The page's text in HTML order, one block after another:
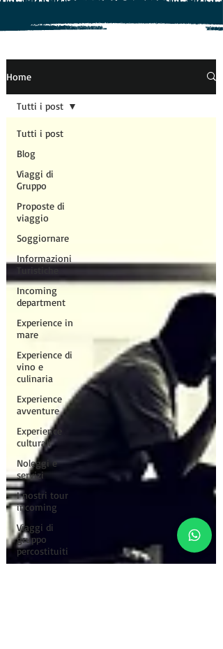
Home
Tutti i post
Blog
Viaggi di
Gruppo
Proposte di
viaggio
Soggiornare
Informazioni
Turistiche
Incoming
department
Experience in
mare
Experience di
vino e
culinaria
Experience
avventure
Experience
culturali
Noleggi e
servizi
I nostri tour
incoming
Viaggi di
gruppo
percostituiti
Tutti i post